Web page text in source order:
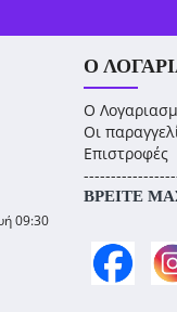
09:30
Ο
Ο
Οι
Επιστροφές
ΒΡΕΊΤΕ